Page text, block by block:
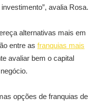
avalia Rosa.
alternativas mais em
entre as franquias mais
avaliar bem o capital
opções de franquias de